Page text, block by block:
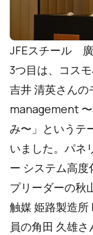
JFEスチール
3つ目は、コス
吉井 清英さん
management
み〜」というテ
いました。パネ
ー システム高
プリーダーの秋
触媒 姫路製造所
員の角田 久雄